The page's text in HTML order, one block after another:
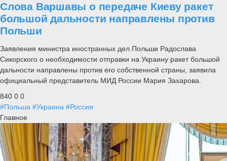
Слова Варшавы о передаче Киеву ракет
большой дальности направлены против
Польши
Заявления министра иностранных дел Польши Радослава
Сикорского о необходимости отправки на Украину ракет большой
дальности направлены против его собственной страны, заявила
официальный представитель МИД России Мария Захарова.
840 0 0
#Польша #Украина #Россия
Главное